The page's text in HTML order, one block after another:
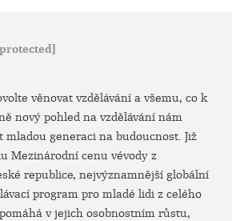
věnovat vzdělávání a všemu, co k
nový pohled na vzdělávání nám
mladou generaci na budoucnost. Již
Mezinárodní cenu vévody z
republice, nejvýznamnější globální
program pro mladé lidi z celého
v jejich osobnostním růstu,